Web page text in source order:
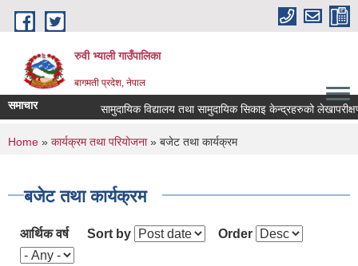
Skip to main content
रुवी भ्याली गाउँपालिका
बागमती प्रदेश, नेपाल
समाचार सामुदायिक विद्यालय तथा सामुदायिक सिकाइ केन्द्रहरुको
You are here
Home » कार्यक्रम तथा परियोजना» बजेट तथा कार्यक्रम
बजेट तथा कार्यक्रम
आर्थिक वर्ष Sort by Order